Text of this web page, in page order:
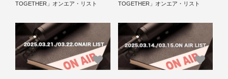
TOGETHER」オンエア・リスト
TOGETHER」オンエア・リスト